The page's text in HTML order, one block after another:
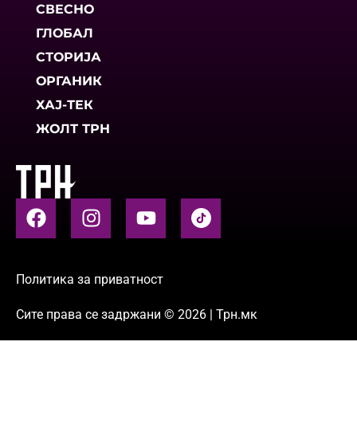
СВЕСНО
ГЛОБАЛ
СТОРИЈА
ОРГАНИК
ХАЈ-ТЕК
ЖОЛТ ТРН
Политика за приватност
Сите права се задржани © 2026 | Трн.мк